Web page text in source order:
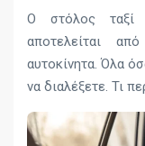
Ο στόλος ταξί
αποτελείται
αυτοκίνητα. Όλα
να διαλέξετε. Τι